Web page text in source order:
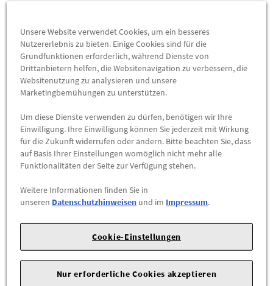
RESERVIEREN & ABHOLEN
Herstellerangaben: AUDI AG |Auto-Union-Str. 1 |
Ingolstadt |
Eine Felge mit besonderem Design und ausgefeilter Technik.
Die Leichtmetallfelge, 5-Arm-Hohlspeichen.
Felgengröße: 8,5Jx19
Felgenlochkreis: 112/5
Einpresstiefe: 43 mm
Freigabe Schneeketten: nein
Für Reifen 245/35 ZR19 92Y XL. Der Reifen ist im Lieferumfang
nicht enthalten.
Unsere Website verwendet Cookies, um ein besseres
Nutzererlebnis zu bieten. Einige Cookies sind für die
Grundfunktionen erforderlich, während Dienste von
Drittanbietern helfen, die Websitenavigation zu verbessern, die
Websitenutzung zu analysieren und unsere
Marketingbemühungen zu unterstützen.
Um diese Dienste verwenden zu dürfen, benötigen wir Ihre
Einwilligung. Ihre Einwilligung können Sie jederzeit mit Wirkung
für die Zukunft widerrufen oder ändern. Bitte beachten Sie, dass
auf Basis Ihrer Einstellungen womöglich nicht mehr alle
Funktionalitäten der Seite zur Verfügung stehen.
Weitere Informationen finden Sie in
unseren Datenschutzhinweisen und im Impressum.
Cookie-Einstellungen
Nur erforderliche Cookies akzeptieren